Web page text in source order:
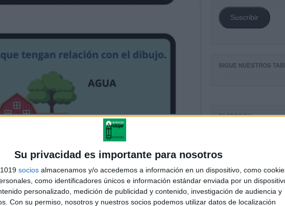
Su privacidad es importante para nosotros
socios almacenamos y/o accedemos a información en un dispositivo, como
como identificadores únicos e información estándar enviada por un
personalizado, medición de publicidad y contenido, investigación de audiencia y
Con su permiso, nosotros y nuestros socios podemos utilizar datos de localización
Suscribir
SIGUE NUESTROS
FACEBOOK